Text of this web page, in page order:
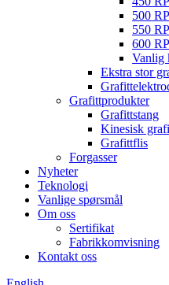
500
550
600
Vanlig
Ekstra stor
Grafittprodukter
Grafittstang
Kinesisk
Grafittflis
Forgasser
Nyheter
Teknologi
Vanlige spørsmål
Om oss
Sertifikat
Fabrikkomvisning
Kontakt oss